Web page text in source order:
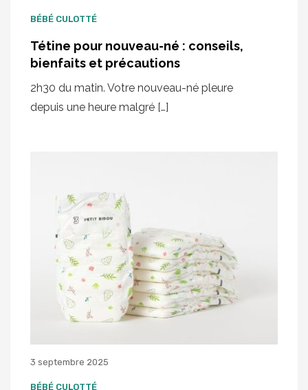
BÉBÉ CULOTTÉ
Tétine pour nouveau-né : conseils,
bienfaits et précautions
2h30 du matin. Votre nouveau-né pleure
depuis une heure malgré […]
3 septembre 2025
BÉBÉ CULOTTÉ